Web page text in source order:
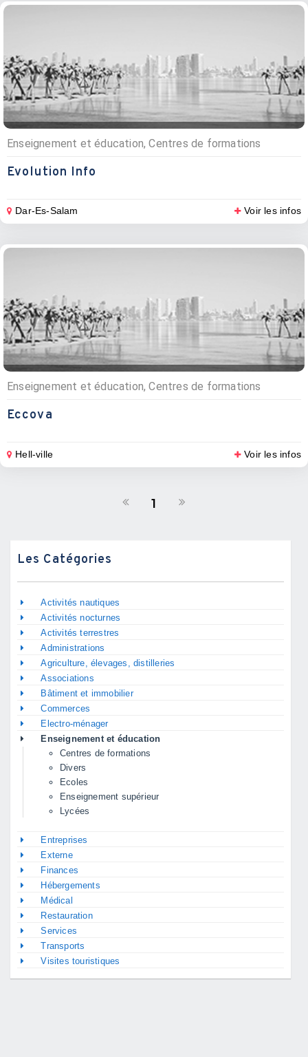
Enseignement et éducation, Centres de formations
Evolution Info
Dar-Es-Salam Voir les infos
Enseignement et éducation, Centres de formations
Eccova
Hell-ville Voir les infos
1
Les Catégories
Activités nautiques
Activités nocturnes
Activités terrestres
Administrations
Agriculture, élevages, distilleries
Associations
Bâtiment et immobilier
Commerces
Electro-ménager
Enseignement et éducation
Centres de formations
Divers
Ecoles
Enseignement supérieur
Lycées
Entreprises
Externe
Finances
Hébergements
Médical
Restauration
Services
Transports
Visites touristiques